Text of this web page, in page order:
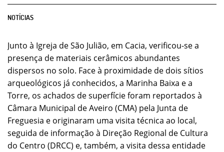
NOTÍCIAS
Junto à Igreja de São Julião, em Cacia, verificou-se a
presença de materiais cerâmicos abundantes
dispersos no solo. Face à proximidade de dois sítios
arqueológicos já conhecidos, a Marinha Baixa e a
Torre, os achados de superfície foram reportados à
Câmara Municipal de Aveiro (CMA) pela Junta de
Freguesia e originaram uma visita técnica ao local,
seguida de informação à Direção Regional de Cultura
do Centro (DRCC) e, também, a visita dessa entidade